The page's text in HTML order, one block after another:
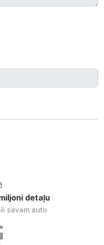
detaļu
savam auto